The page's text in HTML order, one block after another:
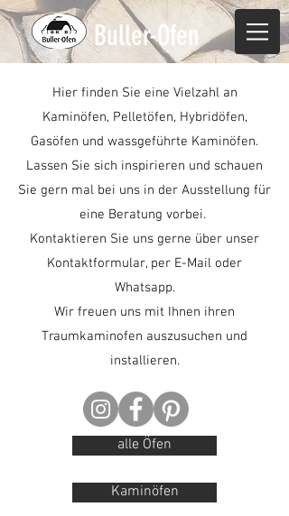
Buller-Ofen
Hier finden Sie eine Vielzahl an
Kaminöfen, Pelletöfen, Hybridöfen,
Gasöfen und wassgeführte Kaminöfen.
Lassen Sie sich inspirieren und schauen
Sie gern mal bei uns in der Ausstellung für
eine Beratung vorbei.
Kontaktieren Sie uns gerne über unser
Kontaktformular, per E-Mail oder
Whatsapp.
Wir freuen uns mit Ihnen ihren
Traumkaminofen auszusuchen und
installieren.
alle Öfen
Kaminöfen